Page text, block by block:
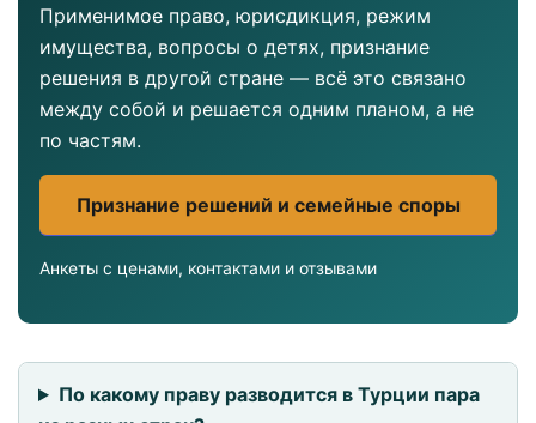
Применимое право, юрисдикция, режим
имущества, вопросы о детях, признание
решения в другой стране — всё это связано
между собой и решается одним планом, а не
по частям.
Признание решений и семейные споры
Анкеты с ценами, контактами и отзывами
По какому праву разводится в Турции пара